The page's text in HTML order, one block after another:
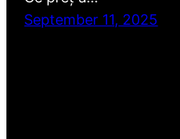
September 11, 2025